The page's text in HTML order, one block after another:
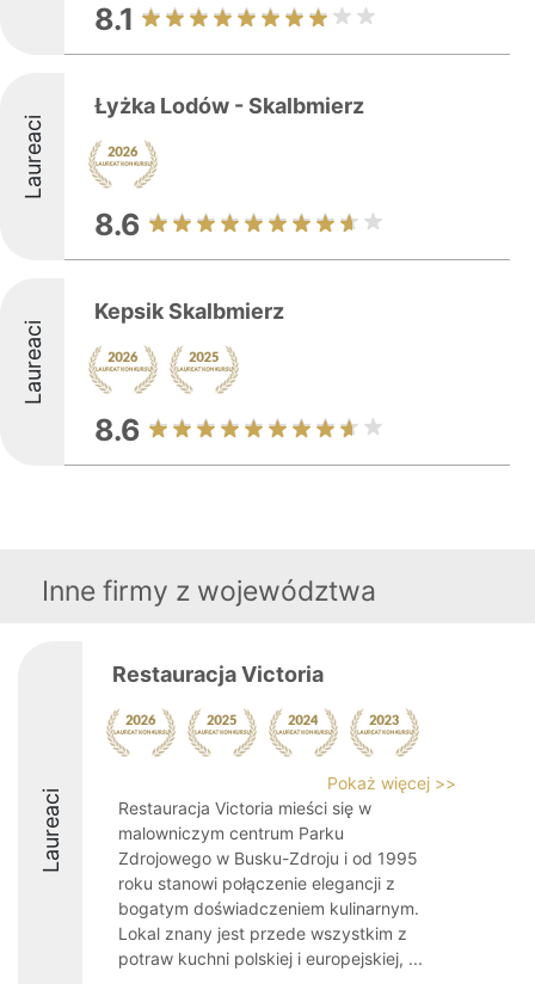
8.1
Laureaci
Łyżka Lodów - Skalbmierz
8.6
Laureaci
Kepsik Skalbmierz
8.6
Inne firmy z województwa
Laureaci
Restauracja Victoria
Pokaż więcej >>
Restauracja Victoria mieści się w
malowniczym centrum Parku
Zdrojowego w Busku-Zdroju i od 1995
roku stanowi połączenie elegancji z
bogatym doświadczeniem kulinarnym.
Lokal znany jest przede wszystkim z
potraw kuchni polskiej i europejskiej, ...